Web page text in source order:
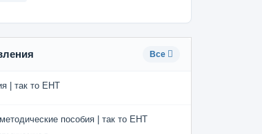
Все
| так то ЕНТ
пособия | так то ЕНТ